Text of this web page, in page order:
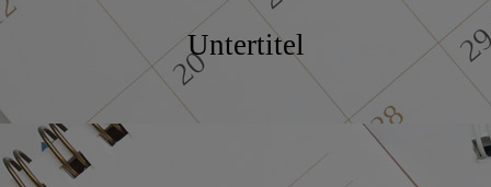
Untertitel